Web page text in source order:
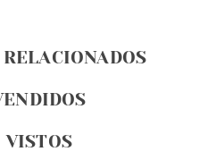
VISTOS